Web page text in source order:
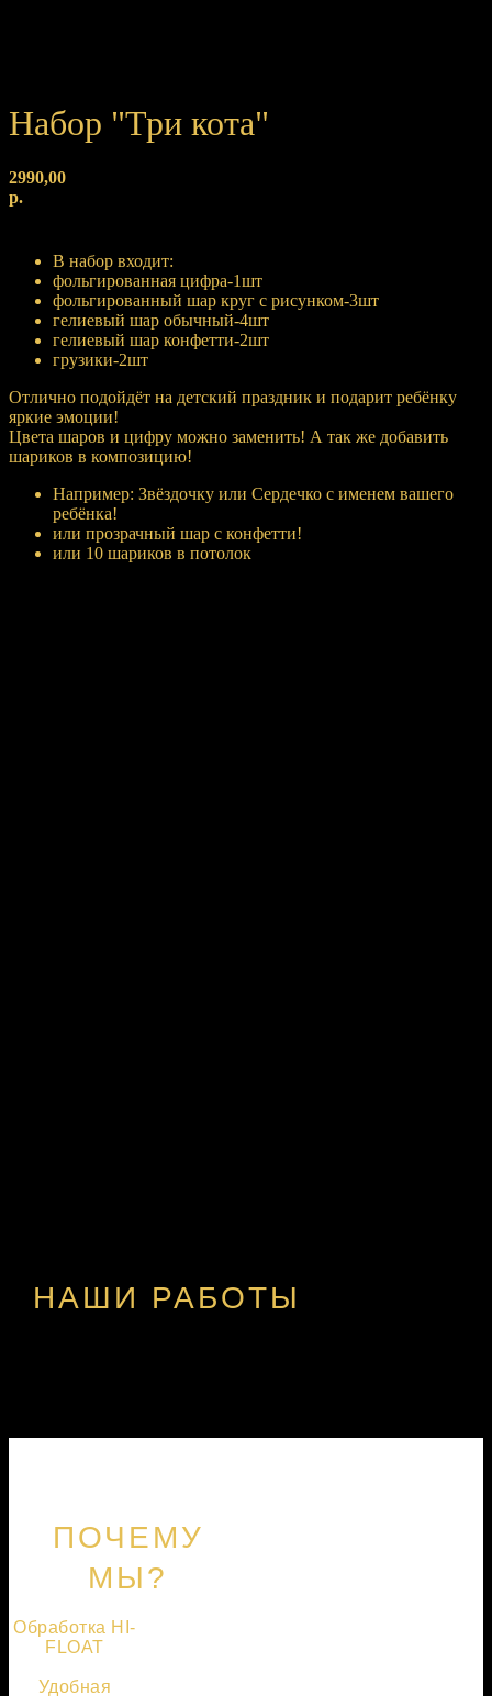
Набор "Три кота"
2990,00
р.
В набор входит:
фольгированная цифра-1шт
фольгированный шар круг с рисунком-3шт
гелиевый шар обычный-4шт
гелиевый шар конфетти-2шт
грузики-2шт
Отлично подойдёт на детский праздник и подарит ребёнку
яркие эмоции!
Цвета шаров и цифру можно заменить! А так же добавить
шариков в композицию!
Например: Звёздочку или Сердечко с именем вашего
ребёнка!
или прозрачный шар с конфетти!
или 10 шариков в потолок
ПОЧЕМУ
МЫ?
Обработка HI-
FLOAT
Удобная
НАШИ РАБОТЫ